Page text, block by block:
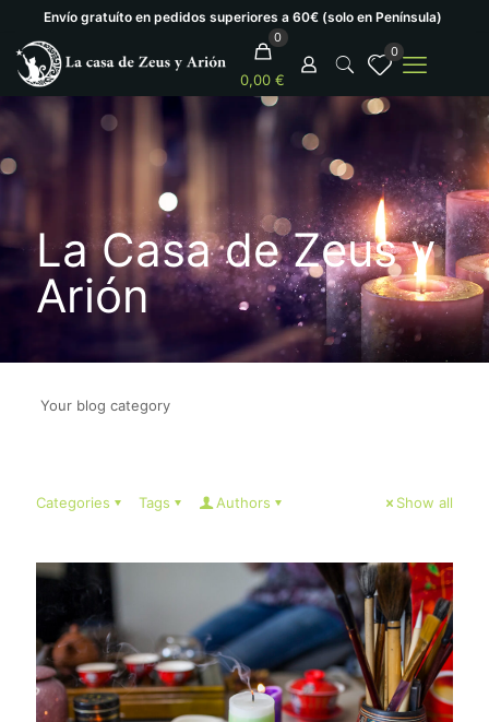
Envío gratuíto en pedidos superiores a 60€ (solo en Península)
0
0,00 €
0
La Casa de Zeus y
Arión
Your blog category
Categories Tags Authors Show all